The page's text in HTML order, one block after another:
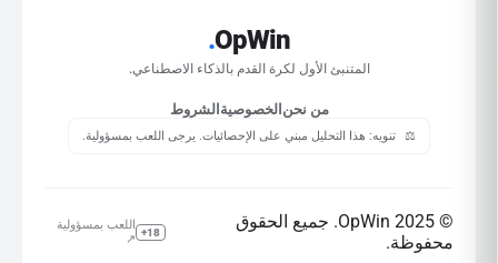
OpWin
.
المتنبئ الأول لكرة القدم بالذكاء الاصطناعي.
من نحن الخصوصية الشروط
⚖️ تنويه: هذا التحليل مبني على الإحصائيات. يرجى اللعب بمسؤولية.
© 2025 OpWin. جميع الحقوق
محفوظة.
18+
اللعب بمسؤولية
↗